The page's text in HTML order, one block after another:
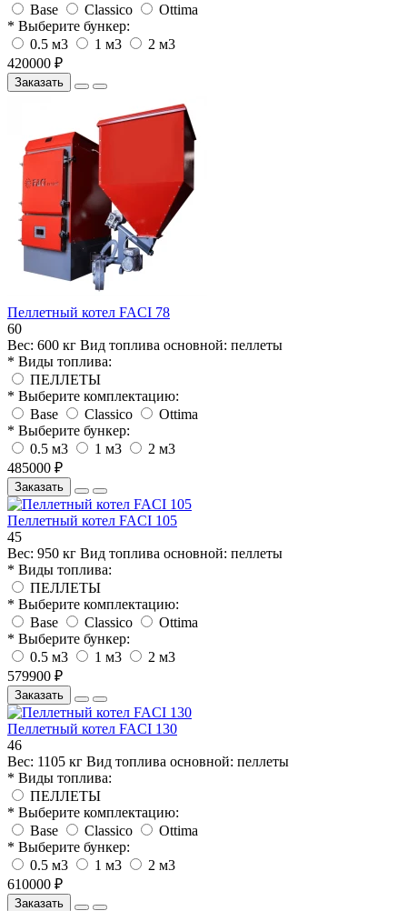
Base
Classico
Ottima
* Выберите бункер:
0.5 м3
1 м3
2 м3
420000 ₽
Заказать
Пеллетный котел FACI 78
60
Вес: 600 кг Вид топлива основной: пеллеты
* Виды топлива:
ПЕЛЛЕТЫ
* Выберите комплектацию:
Base
Classico
Ottima
* Выберите бункер:
0.5 м3
1 м3
2 м3
485000 ₽
Заказать
Пеллетный котел FACI 105
45
Вес: 950 кг Вид топлива основной: пеллеты
* Виды топлива:
ПЕЛЛЕТЫ
* Выберите комплектацию:
Base
Classico
Ottima
* Выберите бункер:
0.5 м3
1 м3
2 м3
579900 ₽
Заказать
Пеллетный котел FACI 130
46
Вес: 1105 кг Вид топлива основной: пеллеты
* Виды топлива:
ПЕЛЛЕТЫ
* Выберите комплектацию:
Base
Classico
Ottima
* Выберите бункер:
0.5 м3
1 м3
2 м3
610000 ₽
Заказать